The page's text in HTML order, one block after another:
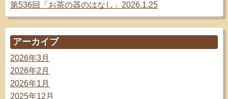
第536回「お茶の器のはなし」2026.1.25
アーカイブ
2026年3月
2026年2月
2026年1月
2025年12月